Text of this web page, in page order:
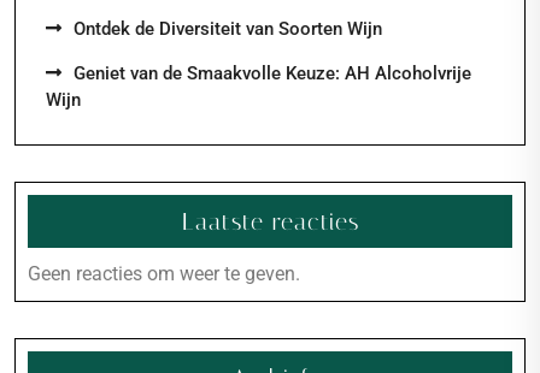
Ontdek de Diversiteit van Soorten Wijn
Geniet van de Smaakvolle Keuze: AH Alcoholvrije
Wijn
Laatste reacties
Geen reacties om weer te geven.